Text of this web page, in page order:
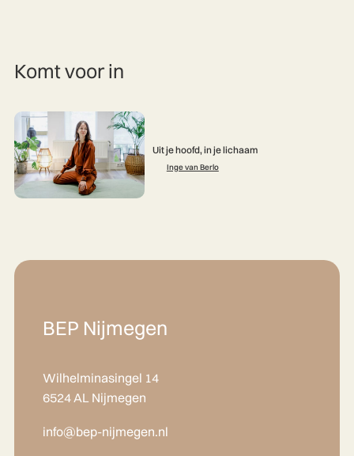
Komt voor in
Uit je hoofd, in je lichaam
Inge van Berlo
BEP Nijmegen
Wilhelminasingel 14
6524 AL Nijmegen
info@bep-nijmegen.nl